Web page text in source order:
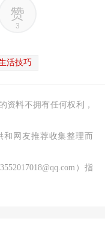
赞
3
活技巧
资料不拥有任何权利，
网友推荐收集整理而
）指